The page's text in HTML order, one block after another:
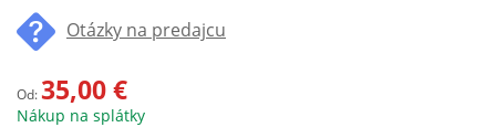
% of100
Otázky na predajcu
Od:35,00 €
Nákup na splátky